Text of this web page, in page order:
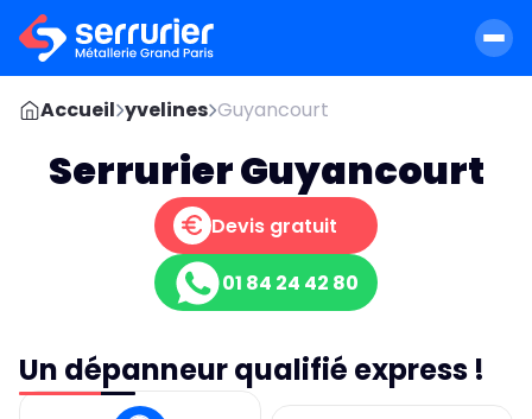
Accueil yvelines Guyancourt
Serrurier Guyancourt
Devis gratuit
01 84 24 42 80
Un dépanneur qualifié express !